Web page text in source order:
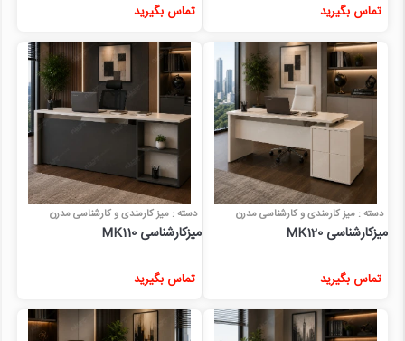
تماس بگیرید تماس بگیرید
دسته : میز کارمندی و کارشناسی مدرن
میزکارشناسی MK120
تماس بگیرید
دسته : میز کارمندی و کارشناسی مدرن
میزکارشناسی MK110
تماس بگیرید